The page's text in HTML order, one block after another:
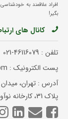
افراد علاقمند به
بگیر!
کانال های
تلفن : 021-46116079
پست الکترونیک : info@testotype.com
آدرس : تهران، میدان
پلاک 31، کارخانه نوآوری آزادی، شرکت توسعه تعالی نوتریکا